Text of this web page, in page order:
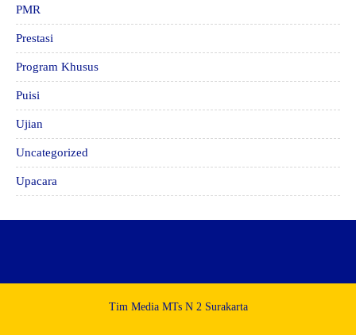
PMR
Prestasi
Program Khusus
Puisi
Ujian
Uncategorized
Upacara
Tim Media MTs N 2 Surakarta